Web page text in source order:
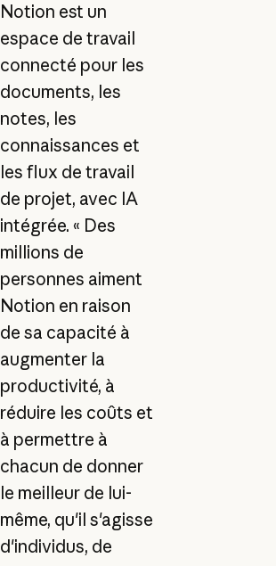
Notion est un
espace de travail
connecté pour les
documents, les
notes, les
connaissances et
les flux de travail
de projet, avec IA
intégrée. « Des
millions de
personnes aiment
Notion en raison
de sa capacité à
augmenter la
productivité, à
réduire les coûts et
à permettre à
chacun de donner
le meilleur de lui-
même, qu'il s'agisse
d'individus, de